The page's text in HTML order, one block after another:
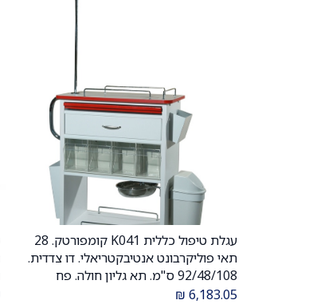
הוספה לעגלה
עגלת טיפול כללית K041 קומפורטק. 28
תאי פוליקרבונט אנטיבקטריאלי. דו צדדית.
92/48/108 ס"מ. תא גליון חולה. פח
אשפה. ס.מדיק יבוא
6,183.05
₪